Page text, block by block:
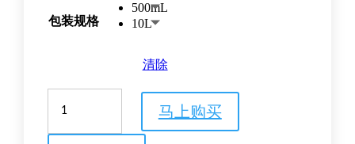
包装规格
500mL
10L
清除
Sepharose
马上购买